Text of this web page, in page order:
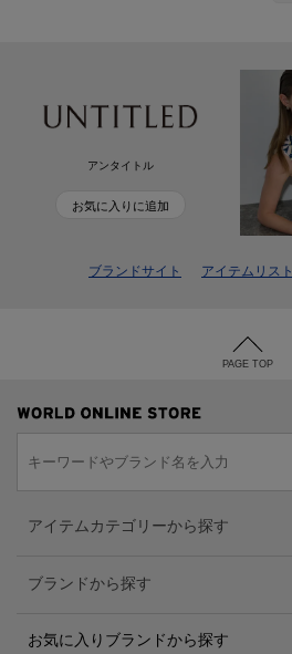
アンタイトル
お気に入りに追加
ブランドサイト アイテムリスト
PAGE TOP
アイテムカテゴリーから探す
ブランドから探す
お気に入りブランドから探す